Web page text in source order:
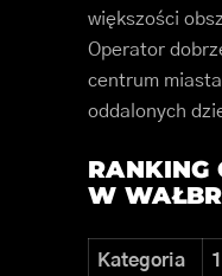
większości
Operator
centrum
oddalonych
RANKING
W
Kategoria